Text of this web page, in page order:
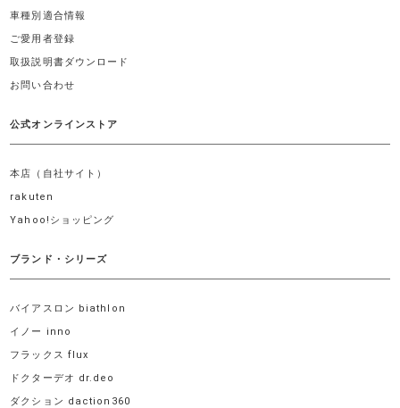
車種別適合情報
ご愛用者登録
取扱説明書ダウンロード
お問い合わせ
公式オンラインストア
本店（自社サイト）
rakuten
Yahoo!ショッピング
ブランド・シリーズ
バイアスロン biathlon
イノー inno
フラックス flux
ドクターデオ dr.deo
ダクション daction360